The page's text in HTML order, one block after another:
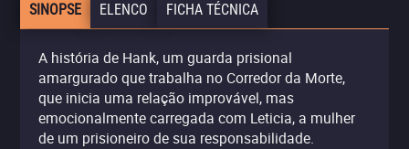
SINOPSE ELENCO FICHA TÉCNICA
A história de Hank, um guarda prisional
amargurado que trabalha no Corredor da Morte,
que inicia uma relação improvável, mas
emocionalmente carregada com Leticia, a mulher
de um prisioneiro de sua responsabilidade.